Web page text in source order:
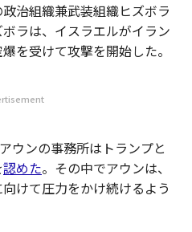
治組織兼武装組織ヒズボラ
ラは、イスラエルがイラン
を受けて攻撃を開始した。
ウンの事務所はトランプと
認めた。その中でアウンは、
けて圧力をかけ続けるよう